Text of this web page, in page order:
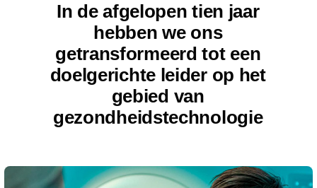
In de afgelopen tien jaar
hebben we ons
getransformeerd tot een
doelgerichte leider op het
gebied van
gezondheidstechnologie